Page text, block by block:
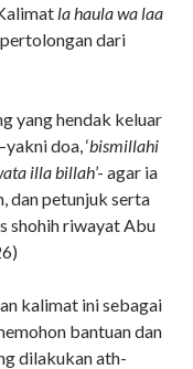
la haula wa laa
dari
yang hendak keluar
doa, ‘bismillahi
illa billah’- agar ia
dan petunjuk serta
shohih riwayat Abu
kalimat ini sebagai
bantuan dan
dilakukan ath-